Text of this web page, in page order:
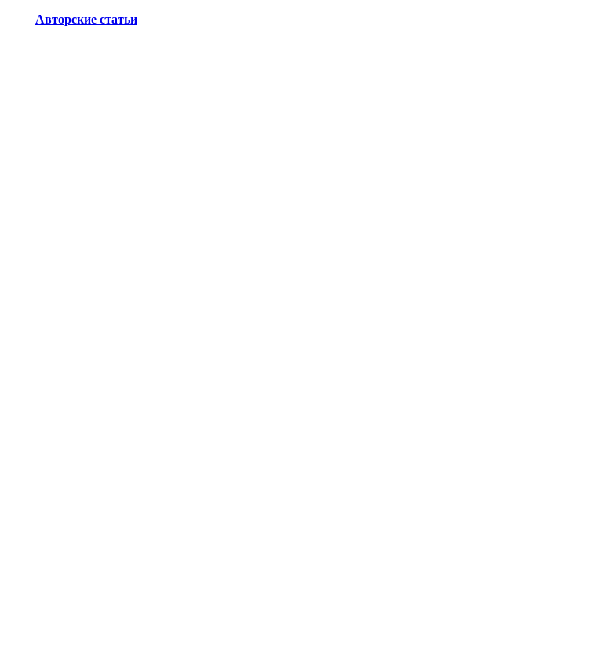
Авторские статьи